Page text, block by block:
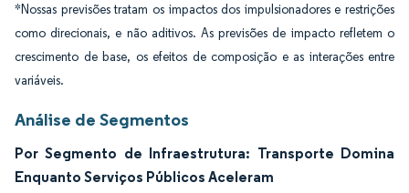
*Nossas previsões tratam os impactos dos impulsionadores e restrições
como direcionais, e não aditivos. As previsões de impacto refletem o
crescimento de base, os efeitos de composição e as interações entre
variáveis.
Análise de Segmentos
Por Segmento de Infraestrutura: Transporte Domina
Enquanto Serviços Públicos Aceleram